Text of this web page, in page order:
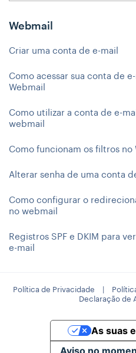
Webmail
Criar uma conta de e-mail
Como acessar sua conta de
Webmail
Como utilizar a conta de e-
webmail
Como funcionam os filtros no
Alterar senha de uma conta
Como configurar o
no webmail
Registros SPF e DKIM para
e-mail
Política de Privacidade |
Declaração de
Aviso no
As suas